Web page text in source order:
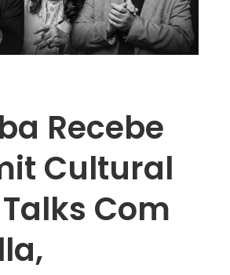
Recebe
Cultural
Com